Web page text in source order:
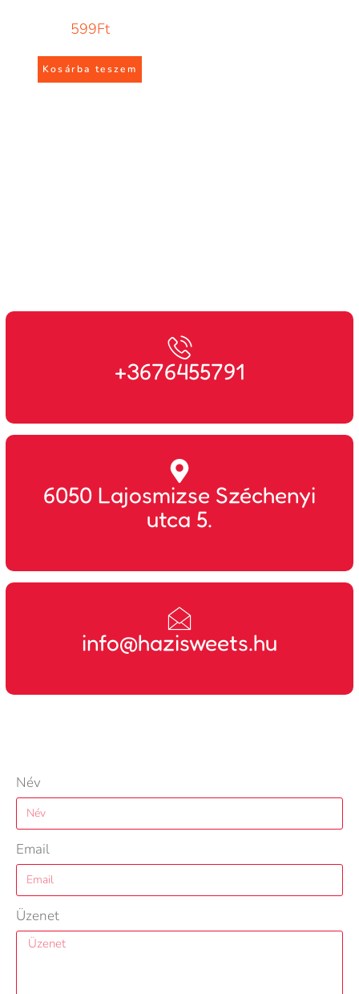
599Ft
Kosárba teszem
+3676455791
6050 Lajosmizse Széchenyi
utca 5.
info@hazisweets.hu
Név
Email
Üzenet